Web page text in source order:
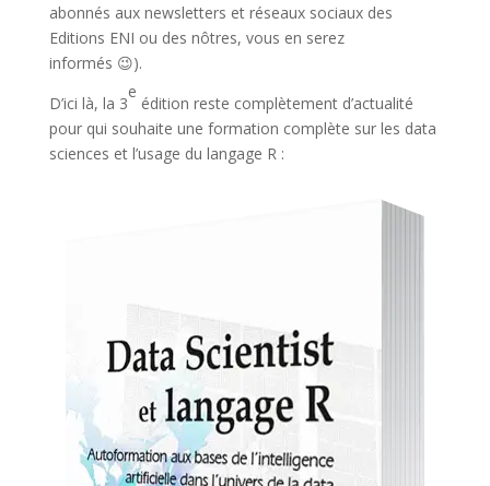
abonnés aux newsletters et réseaux sociaux des
Editions ENI ou des nôtres, vous en serez
informés 😉).
D’ici là, la 3
e
édition reste complètement d’actualité
pour qui souhaite une formation complète sur les data
sciences et l’usage du langage R :